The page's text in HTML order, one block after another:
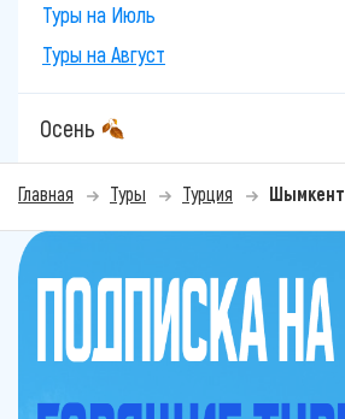
Туры на Июль
Туры на Август
Осень
Главная Туры Турция Шымкент